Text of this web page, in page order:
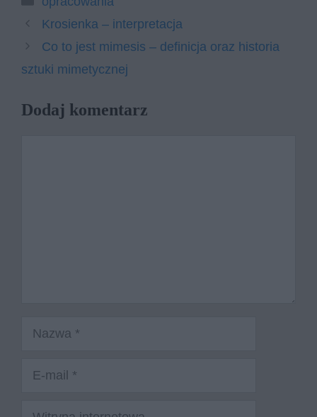
Krosienka – interpretacja
Co to jest mimesis – definicja oraz historia
sztuki mimetycznej
Dodaj komentarz
Witryna